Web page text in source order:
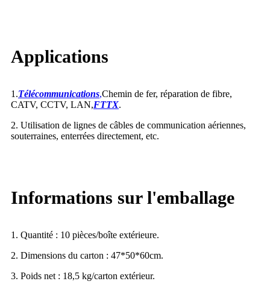
Applications
1.Télécommunications,Chemin de fer, réparation de fibre,
CATV, CCTV, LAN,FTTX.
2. Utilisation de lignes de câbles de communication aériennes,
souterraines, enterrées directement, etc.
Informations sur l'emballage
1. Quantité : 10 pièces/boîte extérieure.
2. Dimensions du carton : 47*50*60cm.
3. Poids net : 18,5 kg/carton extérieur.